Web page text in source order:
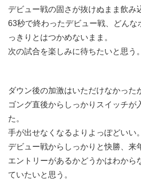
デビュー戦の固さが抜けぬまま飲み
63秒で終わったデビュー戦、どんな
っきりとはつかめないまま。
次の試合を楽しみに待ちたいと思う。
ダウン後の加激はいただけなかった
ゴング直後からしっかりスイッチが
た。
手が出せなくなるよりよっぽどいい。
デビュー戦からしっかりと快勝、来
エントリーがあるかどうかはわから
ていたいと思う。